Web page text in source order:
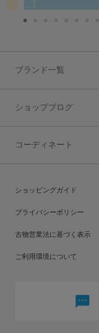
ブランド一覧
ショップブログ
コーディネート
ショッピングガイド
プライバシーポリシー
古物営業法に基づく表示
ご利用環境について